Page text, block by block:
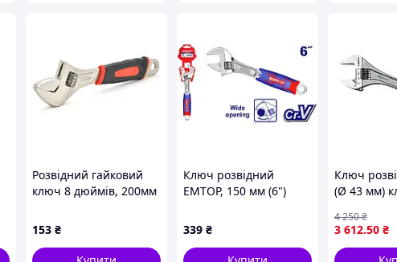
Розвідний гайковий
ключ 8 дюймів, 200мм
153 ₴
Ключ розвідний
EMTOP, 150 мм (6")
339 ₴
Ключ
(Ø 43 мм)
IREGA
IREGA92-15
3 612.50 ₴
4 250₴